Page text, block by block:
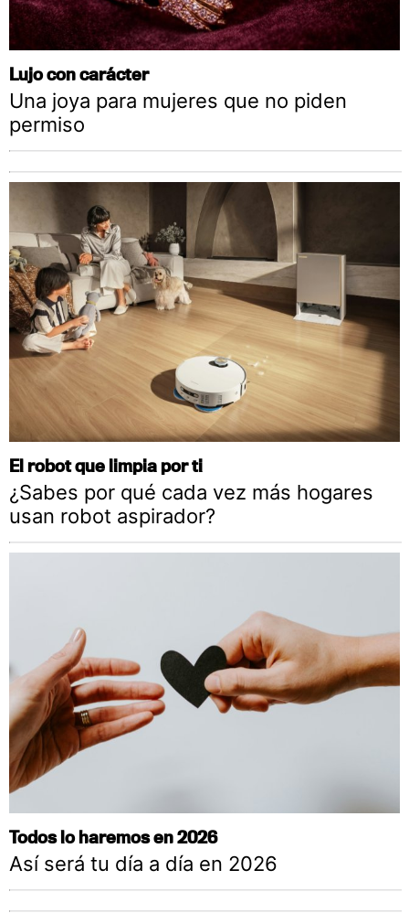
Lujo con carácter
Una joya para mujeres que no piden
permiso
El robot que limpia por ti
¿Sabes por qué cada vez más hogares
usan robot aspirador?
Todos lo haremos en 2026
Así será tu día a día en 2026